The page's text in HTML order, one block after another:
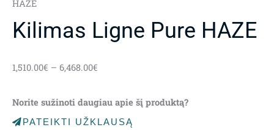
HAZE
Kilimas Ligne Pure HAZE
1,510.00€ – 6,468.00€
through
6,468.00€
Norite sužinoti daugiau apie šį produktą?
PATEIKTI UŽKLAUSĄ